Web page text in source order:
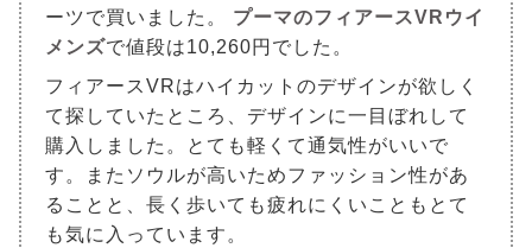
ーツで買いました。
プーマのフィアースVRウイ
メンズで値段は10,260円でした。
フィアースVRはハイカットのデザインが欲しく
て探していたところ、デザインに一目ぼれして
購入しました。とても軽くて通気性がいいで
す。またソウルが高いためファッション性があ
ることと、長く歩いても疲れにくいこともとて
も気に入っています。